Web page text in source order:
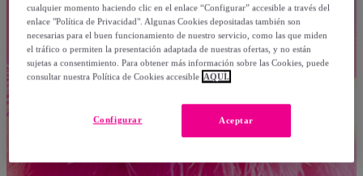
cualquier momento haciendo clic en el enlace “Configurar” accesible a través del
enlace "Política de Privacidad". Algunas Cookies depositadas también son
necesarias para el buen funcionamiento de nuestro servicio, como las que miden
el tráfico o permiten la presentación adaptada de nuestras ofertas, y no están
sujetas a consentimiento. Para obtener más información sobre las Cookies, puede
consultar nuestra Política de Cookies accesible AQUÍ.
Aceptar
Configurar